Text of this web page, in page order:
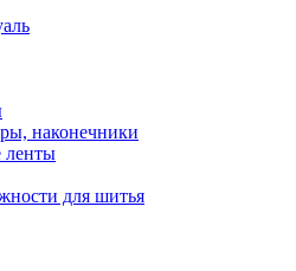
наконечники
ленты
для шитья